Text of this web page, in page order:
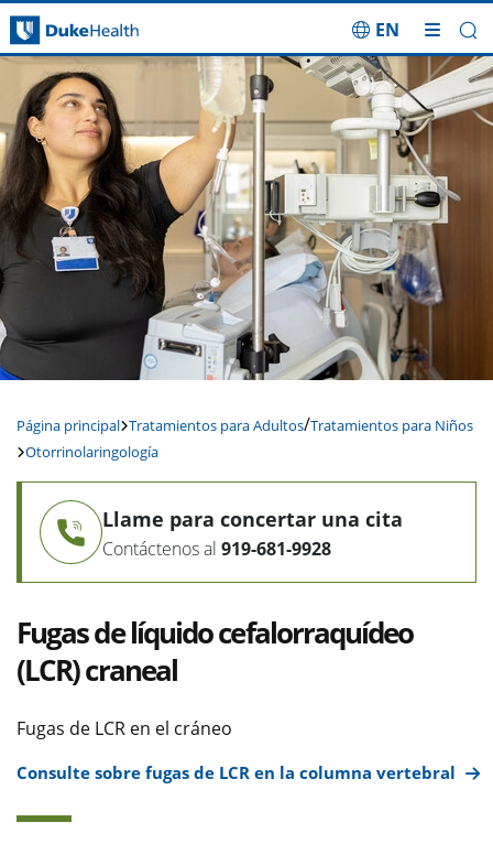
Saltar navegación
EN
Página principal Tratamientos para Adultos/Tratamientos para Niños
Otorrinolaringología
Llame para concertar una cita
Contáctenos al 919-681-9928
Fugas de líquido cefalorraquídeo
(LCR) craneal
Fugas de LCR en el cráneo
Consulte sobre fugas de LCR en la columna vertebral